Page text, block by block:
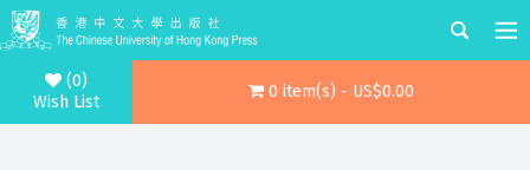
(0)
Wish List
0 item(s) - US$0.00